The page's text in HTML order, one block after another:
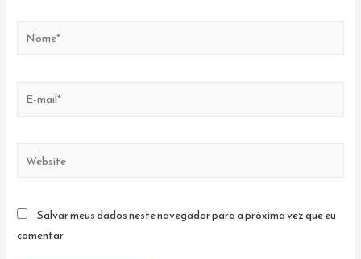
E-
Website
Salvar meus dados neste navegador para a próxima vez que eu
comentar.